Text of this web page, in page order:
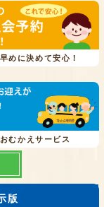
めに決めて安心！
むかえサービス
版